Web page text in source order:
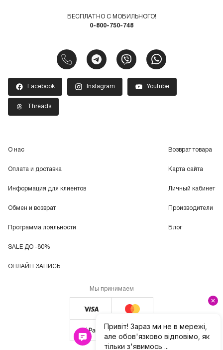
БЕСПЛАТНО С МОБИЛЬНОГО!
0-800-750-748
Facebook Instagram Youtube
Threads
О нас
Оплата и доставка
Информация для клиентов
Обмен и возврат
Программа лояльности
SALE ДО -80%
ОНЛАЙН ЗАПИСЬ
Возврат товара
Карта сайта
Личный кабинет
Производители
Блог
Мы принимаем